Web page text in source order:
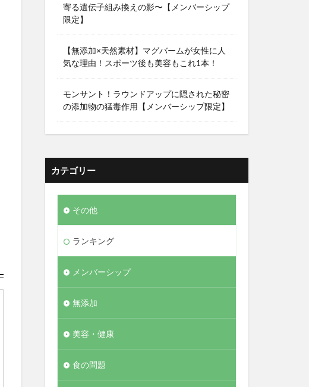
寄る遺伝子組み換えの影〜【メンバーシップ
限定】
【無添加×天然素材】マグバームが女性に人
気な理由！スポーツ後も美容もこれ1本！
モンサント！ラウンドアップに隠された秘密
の添加物の猛毒作用【メンバーシップ限定】
カテゴリー
その他
ランキング
メンバーシップ
無添加
美容・健康
食の問題